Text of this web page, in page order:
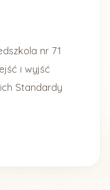
nr 71
i wyjść
Standardy